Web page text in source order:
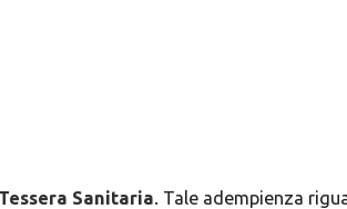
Sanitaria. Tale adempienza